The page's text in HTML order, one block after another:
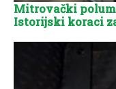
Mitrovački
Istorijski koraci